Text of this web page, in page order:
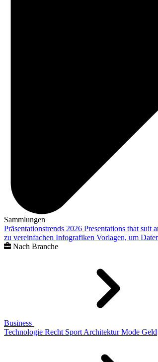
Sammlungen
Präsentationstrends 2026 Presentations that suit
zu vereinfachen Infografiken Vorlagen, um
Nach Branche
Business
Technologie Recht Sport Architektur Mode Geld